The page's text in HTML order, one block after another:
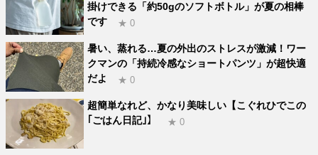
掛けできる「約50gのソフトボトル」が夏の相棒
です
★ 0
暑い、蒸れる…夏の外出のストレスが激減！ワー
クマンの「持続冷感なショートパンツ」が超快適
だよ
★ 0
超簡単なれど、かなり美味しい【こぐれひでこの
｢ごはん日記｣】
★ 0